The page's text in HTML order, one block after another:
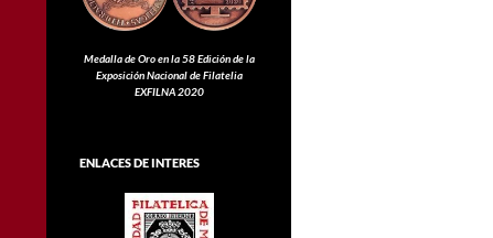
Medalla de Oro en la 58 Edición de la
Exposición Nacional de Filatelia
EXFILNA 2020
ENLACES DE INTERES